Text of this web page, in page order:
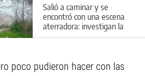
Salió a caminar y se
encontró con una escena
aterradora: investigan la
aparición de animales
poco pudieron hacer con las